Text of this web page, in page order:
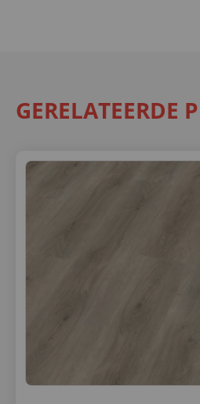
GERELATEERDE